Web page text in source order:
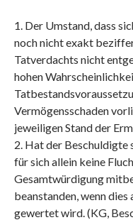
1. Der Umstand, dass
noch nicht exakt
Tatverdachts nicht
hohen
Vermögensschaden
jeweiligen Stand der
2. Hat der Beschuldigte
für sich allein keine
Gesamtwürdigung
beanstanden, wenn
gewertet wird. (KG,